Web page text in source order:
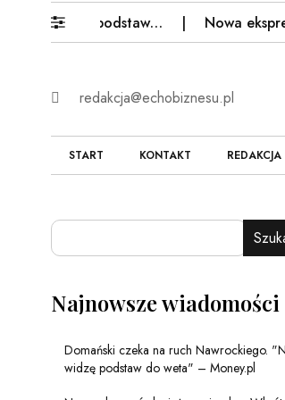
podstaw… Nowa ekspresówka
redakcja@echobiznesu.pl
START KONTAKT REDAKCJA
Najnowsze wiadomości
Domański czeka na ruch Nawrockiego.
widzę podstaw do weta" – Money.pl